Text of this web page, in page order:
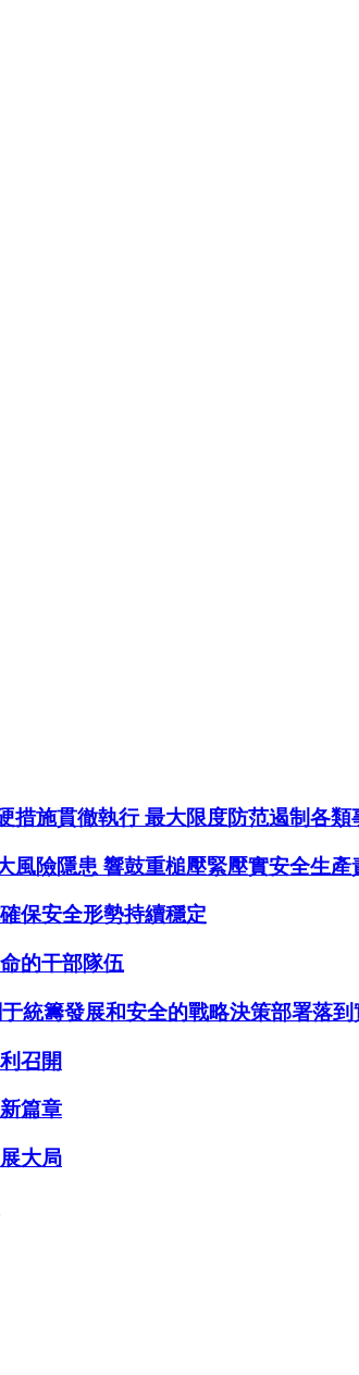
措施貫徹執行 最大限度防范遏制各類
風險隱患 響鼓重槌壓緊壓實安全生產
保安全形勢持續穩定
的干部隊伍
統籌發展和安全的戰略決策部署落到
召開
篇章
大局